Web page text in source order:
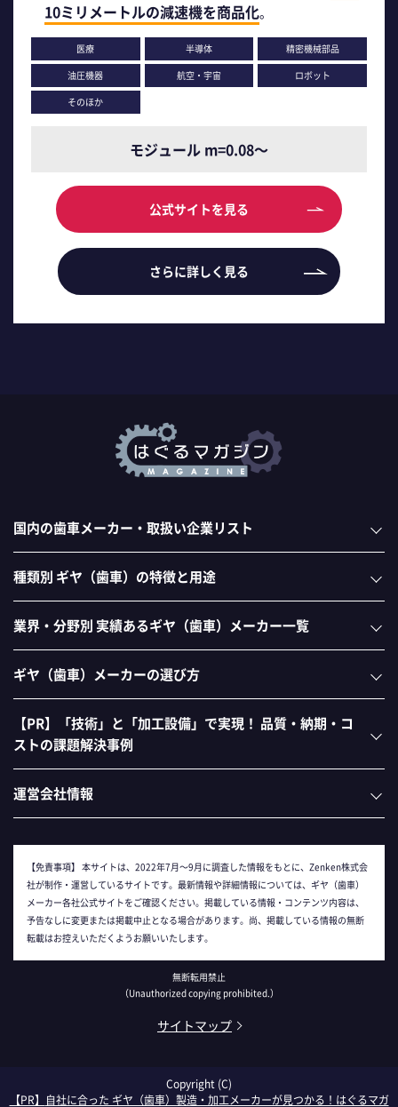
10ミリメートルの減速機を商品化。
医療 半導体
精密機械部品
油圧機器
航空・宇宙
ロボット
そのほか
モジュール m=0.08～
公式サイトを見る
さらに詳しく見る
国内の歯車メーカー・取扱い企業リスト
種類別 ギヤ（歯車）の特徴と用途
業界・分野別 実績あるギヤ（歯車）メーカー一覧
ギヤ（歯車）メーカーの選び方
【PR】「技術」と「加工設備」で実現！ 品質・納期・コ
ストの課題解決事例
運営会社情報
【免責事項】 本サイトは、2022年7月～9月に調査した情報をもとに、Zenken株式会
社が制作・運営しているサイトです。最新情報や詳細情報については、ギヤ（歯車）
メーカー各社公式サイトをご確認ください。掲載している情報・コンテンツ内容は、
予告なしに変更または掲載中止となる場合があります。尚、掲載している情報の無断
転載はお控えいただくようお願いいたします。
無断転用禁止
（Unauthorized copying prohibited.）
サイトマップ
Copyright (C)
自社に合った ギヤ（歯車）製造・加工メーカーが見つかる！はぐるマガ